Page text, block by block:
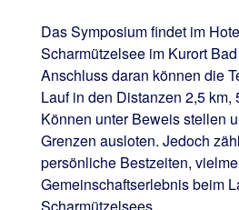
Das Symposium findet im
Scharmützelsee im Kurort
Anschluss daran können die
Lauf in den Distanzen 2,5 km,
Können unter Beweis stellen
Grenzen ausloten. Jedoch
persönliche Bestzeiten,
Gemeinschaftserlebnis beim